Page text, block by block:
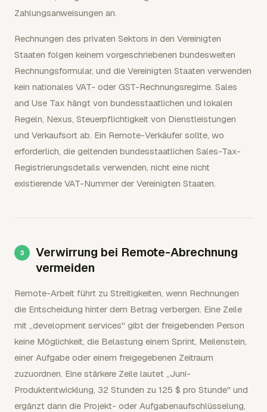
Zahlungsanweisungen an.
Rechnungen des privaten Sektors in den Vereinigten
Staaten folgen keinem vorgeschriebenen bundesweiten
Rechnungsformular, und die Vereinigten Staaten verwenden
kein nationales VAT- oder GST-Rechnungsregime. Sales
and Use Tax hängt von bundesstaatlichen und lokalen
Regeln, Nexus, Steuerpflichtigkeit von Dienstleistungen
und Verkaufsort ab. Ein Remote-Verkäufer sollte, wo
erforderlich, die geltenden bundesstaatlichen Sales-Tax-
Registrierungsdetails verwenden, nicht eine nicht
existierende VAT-Nummer der Vereinigten Staaten.
Verwirrung bei Remote-Abrechnung
vermeiden
Remote-Arbeit führt zu Streitigkeiten, wenn Rechnungen
die Entscheidung hinter dem Betrag verbergen. Eine Zeile
mit „development services" gibt der freigebenden Person
keine Möglichkeit, die Belastung einem Sprint, Meilenstein,
einer Aufgabe oder einem freigegebenen Zeitraum
zuzuordnen. Eine stärkere Zeile lautet „Juni-
Produktentwicklung, 32 Stunden zu 125 $ pro Stunde" und
ergänzt dann die Projekt- oder Aufgabenaufschlüsselung,